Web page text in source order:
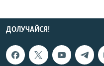
ДОЛУЧАЙСЯ!